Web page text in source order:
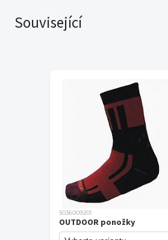
Související
5036009201
OUTDOOR ponožky